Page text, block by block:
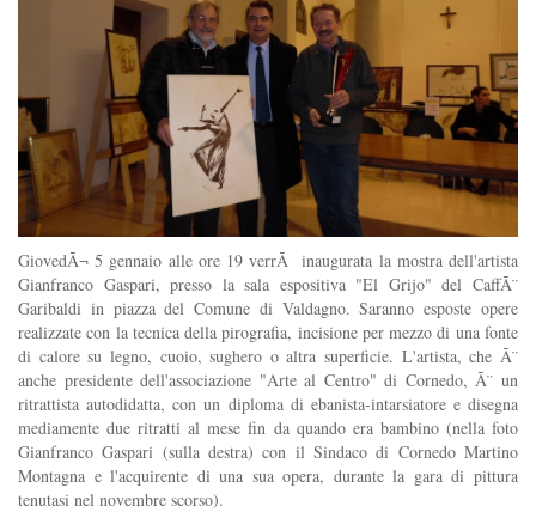
GiovedÃ¬ 5 gennaio alle ore 19 verrÃ inaugurata la mostra dell'artista
Gianfranco Gaspari, presso la sala espositiva "El Grijo" del CaffÃ¨
Garibaldi in piazza del Comune di Valdagno. Saranno esposte opere
realizzate con la tecnica della pirografia, incisione per mezzo di una fonte
di calore su legno, cuoio, sughero o altra superficie. L'artista, che Ã¨
anche presidente dell'associazione "Arte al Centro" di Cornedo, Ã¨ un
ritrattista autodidatta, con un diploma di ebanista-intarsiatore e disegna
mediamente due ritratti al mese fin da quando era bambino (nella foto
Gianfranco Gaspari (sulla destra) con il Sindaco di Cornedo Martino
Montagna e l'acquirente di una sua opera, durante la gara di pittura
tenutasi nel novembre scorso).